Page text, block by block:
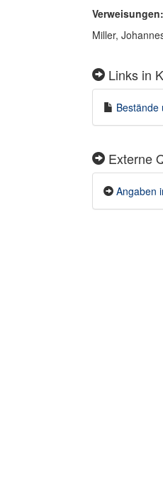
Verweisungen:
Miller,
Links in
Bestände
Externe
Angaben